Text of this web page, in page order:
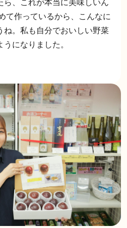
て作っているから、こんなに
ね。私も自分でおいしい野菜
になりました。